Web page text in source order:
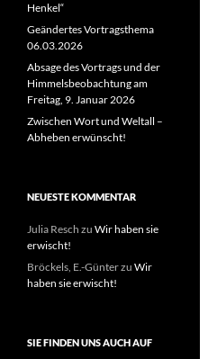
Henkel“
Geändertes Vortragsthema
06.03.2026
Absage des Vortrags und der
Himmelsbeobachtung am
Freitag, 9. Januar 2026
Zwischen Wort und Weltall –
Abheben erwünscht!
NEUESTE KOMMENTAR
Julia Resch zu Wir haben sie
erwischt!
Bröckels, E.-Günterzu Wir
haben sie erwischt!
SIE FINDEN UNS AUCH AUF